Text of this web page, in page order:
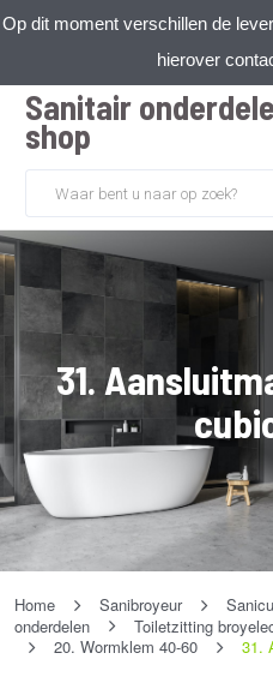
Op dit moment verschillen de
hierover
Sanitair
shop
31.
Home Sanibroyeur
onderdelen
Toiletzitting
20. Wormklem 40-60
31.